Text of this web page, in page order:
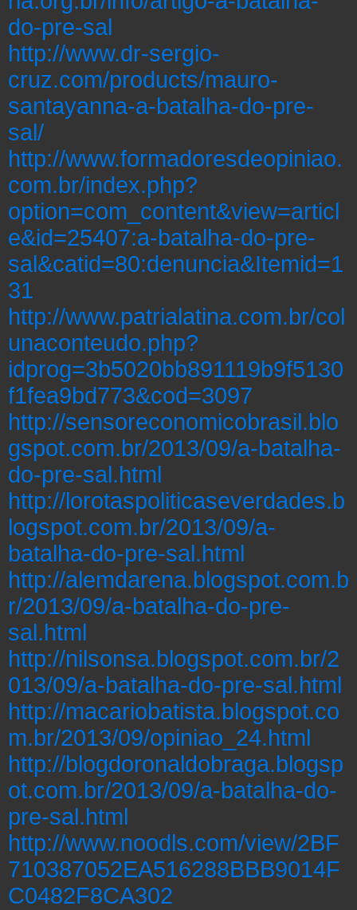
do-pre-sal
http://www.dr-sergio-
cruz.com/products/mauro-
santayanna-a-batalha-do-pre-
sal/
http://www.formadoresdeopiniao.
com.br/index.php?
option=com_content&view=articl
e&id=25407:a-batalha-do-pre-
sal&catid=80:denuncia&Itemid=1
31
http://www.patrialatina.com.br/col
unaconteudo.php?
idprog=3b5020bb891119b9f5130
f1fea9bd773&cod=3097
http://sensoreconomicobrasil.blo
gspot.com.br/2013/09/a-batalha-
do-pre-sal.html
http://lorotaspoliticaseverdades.b
logspot.com.br/2013/09/a-
batalha-do-pre-sal.html
http://alemdarena.blogspot.com.b
r/2013/09/a-batalha-do-pre-
sal.html
http://nilsonsa.blogspot.com.br/2
013/09/a-batalha-do-pre-sal.html
http://macariobatista.blogspot.co
m.br/2013/09/opiniao_24.html
http://blogdoronaldobraga.blogsp
ot.com.br/2013/09/a-batalha-do-
pre-sal.html
http://www.noodls.com/view/2BF
710387052EA516288BBB9014F
C0482F8CA302